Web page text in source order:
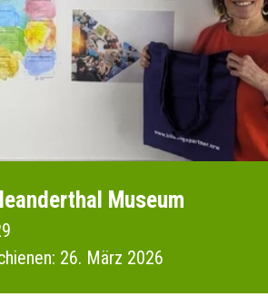
Museum
26. März 2026